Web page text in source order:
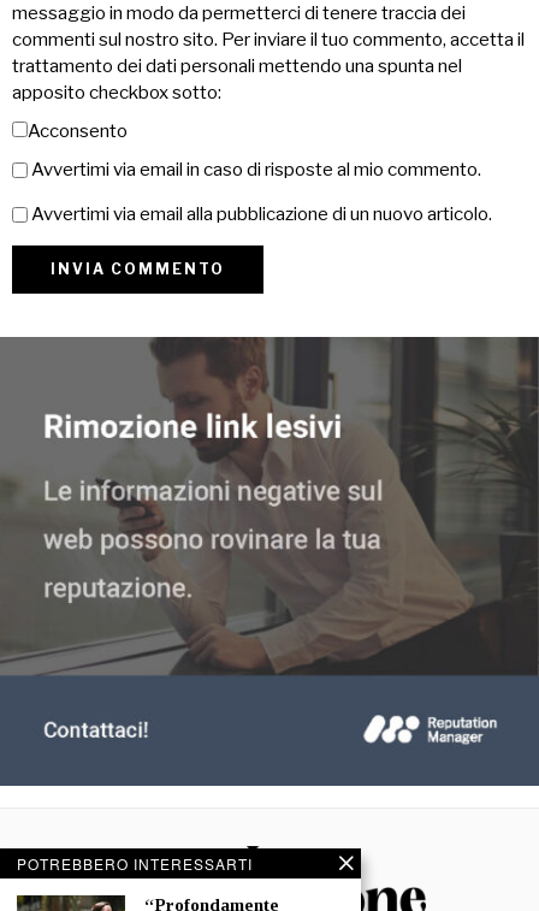
messaggio in modo da permetterci di tenere traccia dei
commenti sul nostro sito. Per inviare il tuo commento, accetta il
trattamento dei dati personali mettendo una spunta nel
apposito checkbox sotto:
Acconsento
Avvertimi via email in caso di risposte al mio commento.
Avvertimi via email alla pubblicazione di un nuovo articolo.
POTREBBERO INTERESSARTI
“Profondamente